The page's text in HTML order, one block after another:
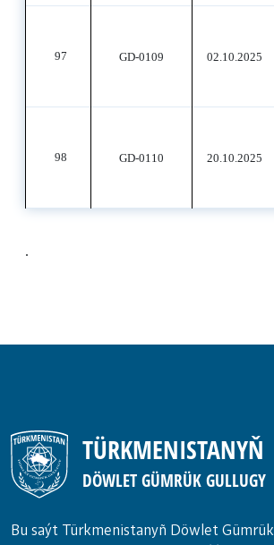
97 GD-0109 02.10.2025
98 GD-0110 20.10.2025
.
TÜRKMENISTANYŇ
DÖWLET GÜMRÜK GULLUGY
Bu saýt Türkmenistanyñ Döwlet Gümrük